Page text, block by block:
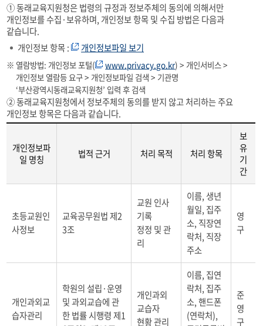
① 동래교육지원청은 법령의 규정과 정보주체의 동의에 의해서만
개인정보를 수집·보유하며, 개인정보 항목 및 수집 방법은 다음과
같습니다.
개인정보 항목 :
개인정보파일 보기
열람방법: 개인정보 포털( www.privacy.go.kr) > 개인서비스 >
개인정보 열람등 요구 > 개인정보파일 검색 > 기관명
‘부산광역시동래교육지원청’ 입력 후 검색
② 동래교육지원청에서 정보주체의 동의를 받지 않고 처리하는 주요
개인정보 항목은 다음과 같습니다.
주
의
의
않
고
개인정보파
일 명칭
법적 근거 처리 목적 처리 항목
보
유
기
간
초등교원인
사정보
교육공무원법 제2
3조
교원 인사
기록
정정 및 관
리
이름, 생년
월일, 집주
소, 직장연
락처, 직장
주소
영
구
개인과외교
습자관리
학원의 설립·운영
및 과외교습에 관
한 법률 시행령 제1
개인과외
교습자
현황 관리
이름, 집연
락처, 집주
소, 핸드폰
(연락처),
준
영
구